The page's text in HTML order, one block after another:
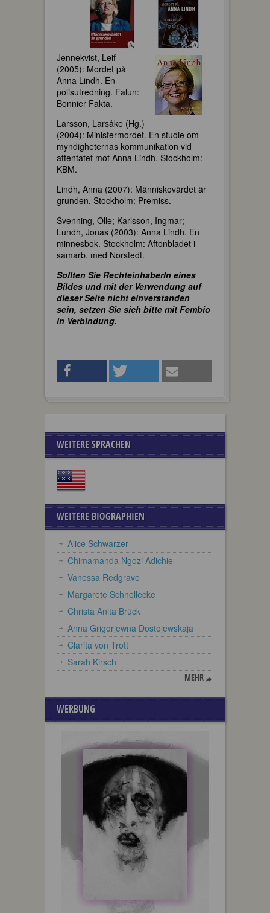
Jennekvist, Leif
(2005): Mordet på
Anna Lindh. En
polisutredning. Falun:
Bonnier Fakta.
Larsson, Larsåke (Hg.)
(2004): Ministermordet. En studie om
myndigheternas kommunikation vid
attentatet mot Anna Lindh. Stockholm:
KBM.
Lindh, Anna (2007): Människovärdet är
grunden. Stockholm: Premiss.
Svenning, Olle; Karlsson, Ingmar;
Lundh, Jonas (2003): Anna Lindh. En
minnesbok. Stockholm: Aftonbladet i
samarb. med Norstedt.
Sollten Sie RechteinhaberIn eines
Bildes und mit der Verwendung auf
dieser Seite nicht einverstanden
sein, setzen Sie sich bitte mit Fembio
in Verbindung.
WEITERE SPRACHEN
WEITERE BIOGRAPHIEN
Alice Schwarzer
Chimamanda Ngozi Adichie
Vanessa Redgrave
Margarete Schnellecke
Christa Anita Brück
Anna Grigorjewna Dostojewskaja
Clarita von Trott
Sarah Kirsch
MEHR
WERBUNG